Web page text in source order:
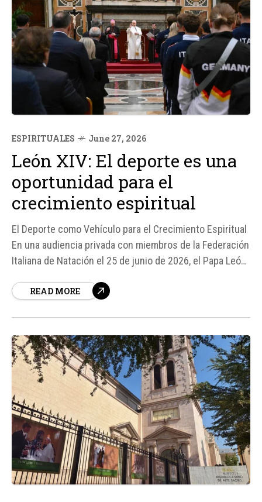
ESPIRITUALES June 27, 2026
León XIV: El deporte es una
oportunidad para el
crecimiento espiritual
El Deporte como Vehículo para el Crecimiento Espiritual
En una audiencia privada con miembros de la Federación
Italiana de Natación el 25 de junio de 2026, el Papa León
crecimiento espiritual y el desarrollo humano. Según
READ MORE